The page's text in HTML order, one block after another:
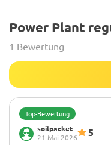
Power Plant
1 Bewertung
Top-Bewertung
soilpacket
21 Mai 2026
5